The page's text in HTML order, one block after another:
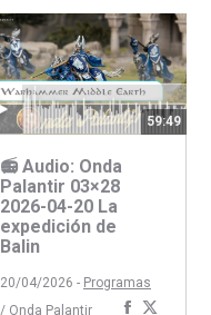
59:49
📻 Audio: Onda
Palantir 03×28
2026-04-20 La
expedición de
Balin
20/04/2026 - Programas
/ Onda Palantir Compartir